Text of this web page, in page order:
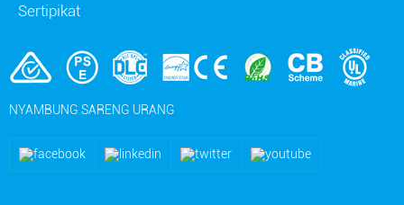
Sertipikat
NYAMBUNG SARENG URANG